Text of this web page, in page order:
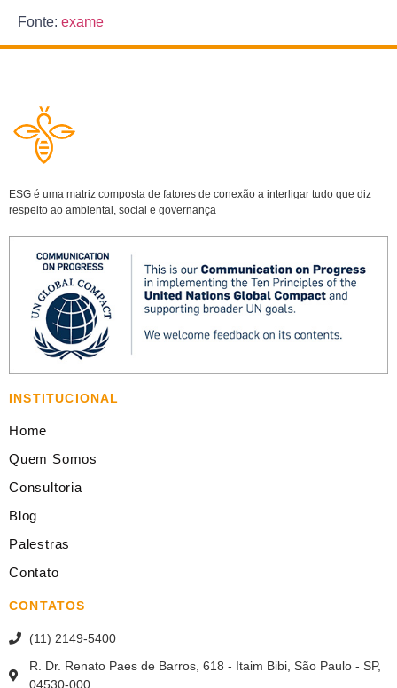
Fonte: exame
ESG é uma matriz composta de fatores de conexão a interligar tudo que diz
respeito ao ambiental, social e governança
INSTITUCIONAL
Home
Quem Somos
Consultoria
Blog
Palestras
Contato
CONTATOS
(11) 2149-5400
R. Dr. Renato Paes de Barros, 618 - Itaim Bibi, São Paulo - SP,
04530-000